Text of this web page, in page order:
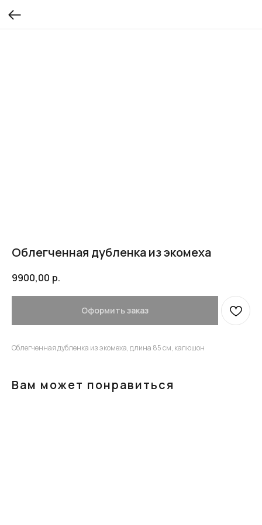
Облегченная дубленка из экомеха
9900,00 р.
Оформить заказ
Облегченная дубленка из экомеха, длина 85 см, капюшон
Вам может понравиться